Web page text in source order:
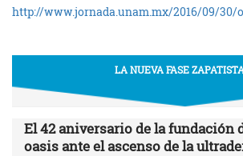
http://www.jornada.unam.mx/2016/09/30/
LA NUEVA FASE
El 42 aniversario de la fundación
oasis ante el ascenso de la